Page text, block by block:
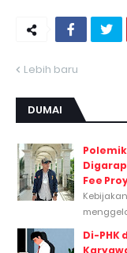
Lebih baru
DUMAI
Fee
Di-PHK